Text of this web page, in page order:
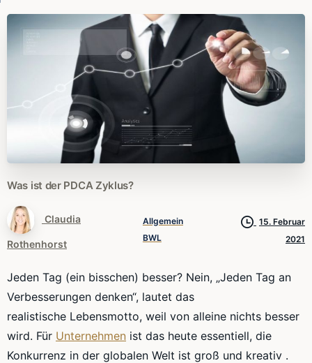
Was ist der PDCA Zyklus?
Claudia
Rothenhorst
Allgemein
BWL
15. Februar
2021
Jeden Tag (ein bisschen) besser? Nein, „Jeden Tag an
Verbesserungen denken“, lautet das
realistische Lebensmotto, weil von alleine nichts besser
wird. Für Unternehmen ist das heute essentiell, die
Konkurrenz in der globalen Welt ist groß und kreativ .